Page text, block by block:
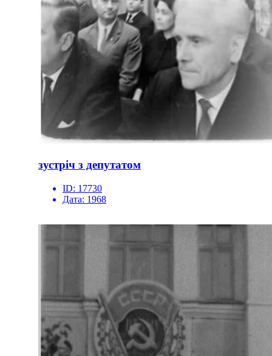
зустріч з депутатом
ID: 17730
Дата: 1968